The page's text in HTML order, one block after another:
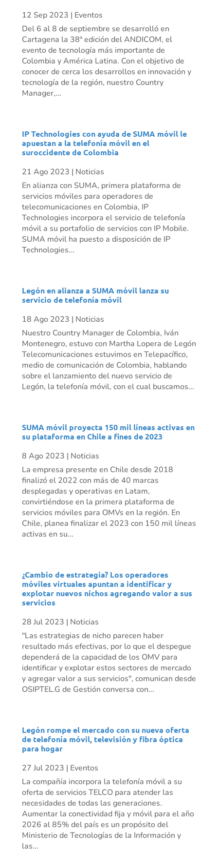
12 Sep 2023 | Eventos
Del 6 al 8 de septiembre se desarrolló en
Cartagena la 38ª edición del ANDICOM, el
evento de tecnología más importante de
Colombia y América Latina. Con el objetivo de
conocer de cerca los desarrollos en innovación y
tecnología de la región, nuestro Country
Manager,...
IP Technologies con ayuda de SUMA móvil le
apuestan a la telefonía móvil en el
suroccidente de Colombia
21 Ago 2023 | Noticias
En alianza con SUMA, primera plataforma de
servicios móviles para operadores de
telecomunicaciones en Colombia, IP
Technologies incorpora el servicio de telefonía
móvil a su portafolio de servicios con IP Mobile.
SUMA móvil ha puesto a disposición de IP
Technologies...
Legón en alianza a SUMA móvil lanza su
servicio de telefonía móvil
18 Ago 2023 | Noticias
Nuestro Country Manager de Colombia, Iván
Montenegro, estuvo con Martha Lopera de Legón
Telecomunicaciones estuvimos en Telepacífico,
medio de comunicación de Colombia, hablando
sobre el lanzamiento del nuevo servicio de
Legón, la telefonía móvil, con el cual buscamos...
SUMA móvil proyecta 150 mil líneas activas en
su plataforma en Chile a fines de 2023
8 Ago 2023 | Noticias
La empresa presente en Chile desde 2018
finalizó el 2022 con más de 40 marcas
desplegadas y operativas en Latam,
convirtiéndose en la primera plataforma de
servicios móviles para OMVs en la región. En
Chile, planea finalizar el 2023 con 150 mil líneas
activas en su...
¿Cambio de estrategia? Los operadores
móviles virtuales apuntan a identificar y
explotar nuevos nichos agregando valor a sus
servicios
28 Jul 2023 | Noticias
"Las estrategias de nicho parecen haber
resultado más efectivas, por lo que el despegue
dependerá de la capacidad de los OMV para
identificar y explotar estos sectores de mercado
y agregar valor a sus servicios", comunican desde
OSIPTEL.G de Gestión conversa con...
Legón rompe el mercado con su nueva oferta
de telefonía móvil, televisión y fibra óptica
para hogar
27 Jul 2023 | Eventos
La compañía incorpora la telefonía móvil a su
oferta de servicios TELCO para atender las
necesidades de todas las generaciones.
Aumentar la conectividad fija y móvil para el año
2026 al 85% del país es un propósito del
Ministerio de Tecnologías de la Información y
las...